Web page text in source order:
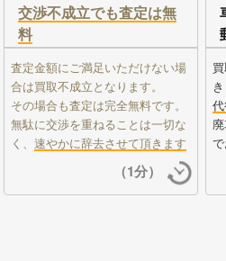
交渉不成立でも査定は無
料
査定金額にご満足いただけない場
合は買取不成立となります。
その場合も査定は完全無料です。
無駄に交渉を重ねることは一切な
く、 速やかに辞去させて頂きます
（1分）